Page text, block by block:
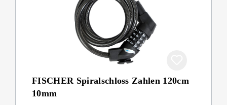
FISCHER Spiralschloss Zahlen 120cm
10mm